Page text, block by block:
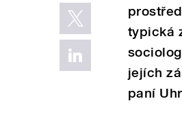
prostřed
typická
jejích zá
paní